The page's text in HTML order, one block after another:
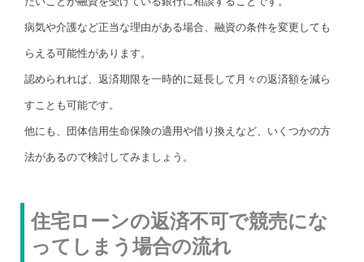
病気や介護など正当な理由がある場合、融資の条件を変更しても
らえる可能性があります。
認められれば、返済期限を一時的に延長して月々の返済額を減ら
すことも可能です。
他にも、団体信用生命保険の適用や借り換えなど、いくつかの方
法があるので検討してみましょう。
住宅ローンの返済不可で競売にな
ってしまう場合の流れ